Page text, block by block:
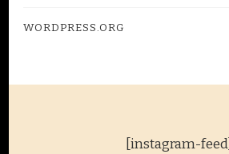
WORDPRESS.ORG
[instagram-feed]